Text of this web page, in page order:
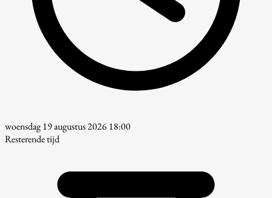
woensdag 19 augustus 2026 18:00
Resterende tijd